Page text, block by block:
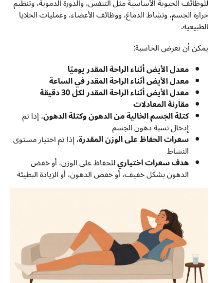
للوظائف الحيوية الأساسية مثل التنفس، والدورة الدموية، وتنظيم
حرارة الجسم، ونشاط الدماغ، ووظائف الأعضاء، وعمليات الخلايا
الطبيعية.
يمكن أن تعرض الحاسبة:
معدل الأيض أثناء الراحة المقدر يوميًا
معدل الأيض أثناء الراحة المقدر في الساعة
معدل الأيض أثناء الراحة المقدر لكل 30 دقيقة
مقارنة المعادلات
كتلة الجسم الخالية من الدهون وكتلة الدهون، إذا تم
إدخال نسبة دهون الجسم
سعرات الحفاظ على الوزن المقدرة، إذا تم اختيار مستوى
النشاط
هدف سعرات اختياريللحفاظ على الوزن، أو خفض
الدهون بشكل خفيف، أو خفض الدهون، أو الزيادة البطيئة